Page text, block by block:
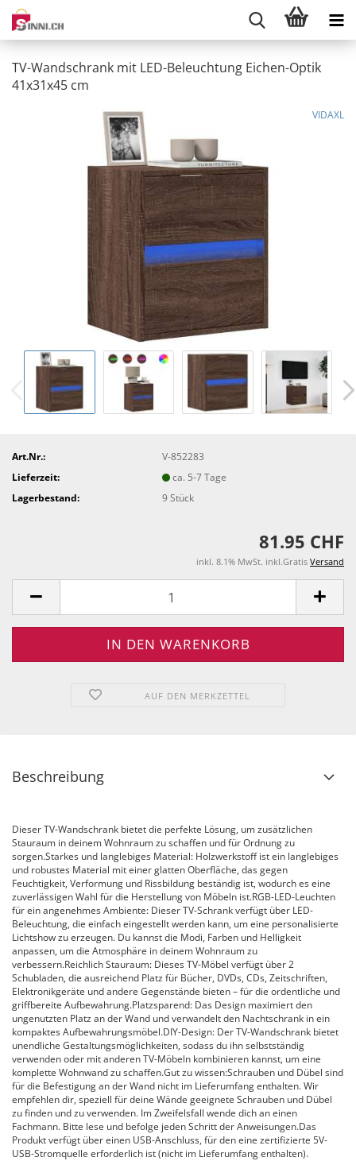
TV-Wandschrank mit LED-Beleuchtung Eichen-Optik
41x31x45 cm
VIDAXL
Art.Nr.:
V-852283
Lieferzeit:
ca. 5-7 Tage
Lagerbestand:
9Stück
81.95 CHF
inkl. 8.1% MwSt. inkl.Gratis Versand
AUF DEN MERKZETTEL
Beschreibung
Dieser TV-Wandschrank bietet die perfekte Lösung, um zusätzlichen
Stauraum in deinem Wohnraum zu schaffen und für Ordnung zu
sorgen.Starkes und langlebiges Material: Holzwerkstoff ist ein langlebiges
und robustes Material mit einer glatten Oberfläche, das gegen
Feuchtigkeit, Verformung und Rissbildung beständig ist, wodurch es eine
zuverlässigen Wahl für die Herstellung von Möbeln ist.RGB-LED-Leuchten
für ein angenehmes Ambiente: Dieser TV-Schrank verfügt über LED-
Beleuchtung, die einfach eingestellt werden kann, um eine personalisierte
Lichtshow zu erzeugen. Du kannst die Modi, Farben und Helligkeit
anpassen, um die Atmosphäre in deinem Wohnraum zu
verbessern.Reichlich Stauraum: Dieses TV-Möbel verfügt über 2
Schubladen, die ausreichend Platz für Bücher, DVDs, CDs, Zeitschriften,
Elektronikgeräte und andere Gegenstände bieten – für die ordentliche und
griffbereite Aufbewahrung.Platzsparend: Das Design maximiert den
ungenutzten Platz an der Wand und verwandelt den Nachtschrank in ein
kompaktes Aufbewahrungsmöbel.DIY-Design: Der TV-Wandschrank bietet
unendliche Gestaltungsmöglichkeiten, sodass du ihn selbstständig
verwenden oder mit anderen TV-Möbeln kombinieren kannst, um eine
komplette Wohnwand zu schaffen.Gut zu wissen:Schrauben und Dübel sind
für die Befestigung an der Wand nicht im Lieferumfang enthalten. Wir
empfehlen dir, speziell für deine Wände geeignete Schrauben und Dübel
zu finden und zu verwenden. Im Zweifelsfall wende dich an einen
Fachmann. Bitte lese und befolge jeden Schritt der Anweisungen.Das
Produkt verfügt über einen USB-Anschluss, für den eine zertifizierte 5V-
USB-Stromquelle erforderlich ist (nicht im Lieferumfang enthalten).